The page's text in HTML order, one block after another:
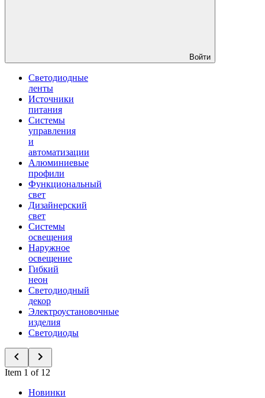
Войти
Светодиодные
ленты
Источники
питания
Системы
управления
и
автоматизации
Алюминиевые
профили
Функциональный
свет
Дизайнерский
свет
Системы
освещения
Наружное
освещение
Гибкий
неон
Светодиодный
декор
Электроустановочные
изделия
Светодиоды
Item 1 of 12
Новинки